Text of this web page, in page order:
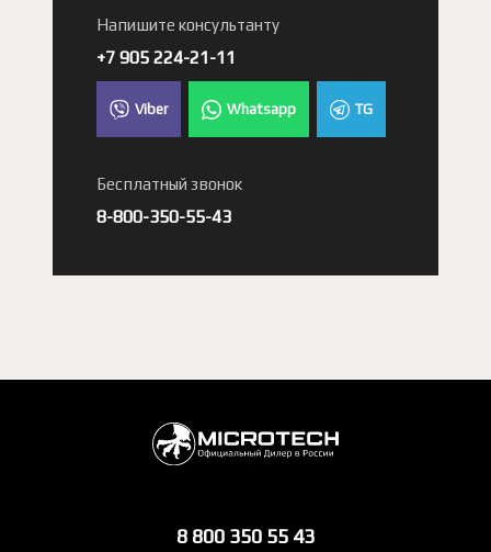
Напишите консультанту
+7 905 224-21-11
Viber Whatsapp TG
Бесплатный звонок
8-800-350-55-43
8 800 350 55 43